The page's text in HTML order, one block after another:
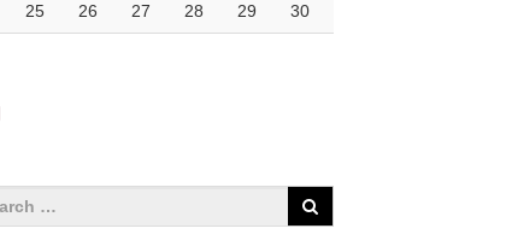
25 26 27 28 29 30